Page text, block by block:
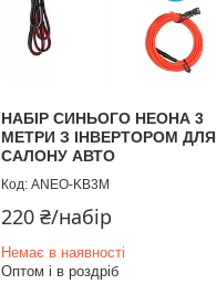
НАБІР СИНЬОГО НЕОНА 3
МЕТРИ З ІНВЕРТОРОМ ДЛЯ
САЛОНУ АВТО
ANEO-KB3M
220 ₴/набір
Немає в наявності
Оптом і в роздріб